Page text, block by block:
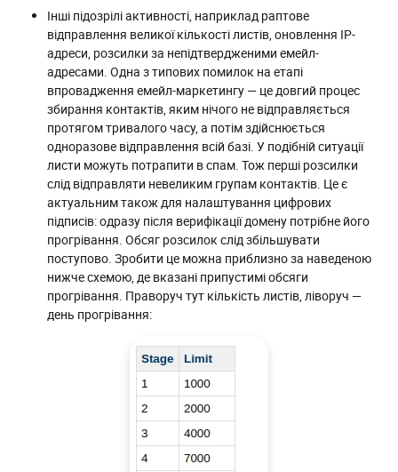
Інші підозрілі активності, наприклад раптове
відправлення великої кількості листів, оновлення IP-
адреси, розсилки за непідтвердженими емейл-
адресами. Одна з типових помилок на етапі
впровадження емейл-маркетингу — це довгий процес
збирання контактів, яким нічого не відправляється
протягом тривалого часу, а потім здійснюється
одноразове відправлення всій базі. У подібній ситуації
листи можуть потрапити в спам. Тож перші розсилки
слід відправляти невеликим групам контактів. Це є
актуальним також для налаштування цифрових
підписів: одразу після верифікації домену потрібне його
прогрівання. Обсяг розсилок слід збільшувати
поступово. Зробити це можна приблизно за наведеною
нижче схемою, де вказані припустимі обсяги
прогрівання. Праворуч тут кількість листів, ліворуч —
день прогрівання: